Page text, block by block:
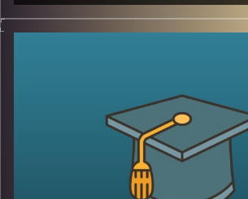
או מדע בדיוני שכוללים רובוטים
רייכמן, מרגיעה שהיום הזה לא כל כך
חברתיות לא קטנות ששימוש
האזינו לחלק השני של השיחה.